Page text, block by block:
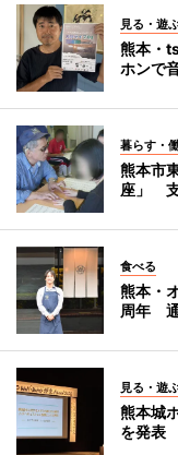
見る・遊
熊本・
ホンで
暮らす・
熊本市
座」
食べる
熊本・
周年
見る・遊
熊本城
を発表